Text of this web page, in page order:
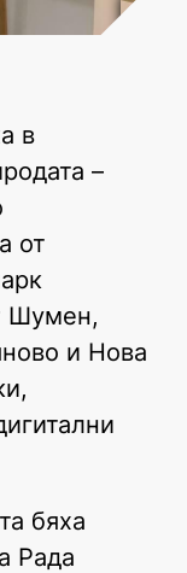
в
–
от
Шумен,
и Нова
бяха
Рада